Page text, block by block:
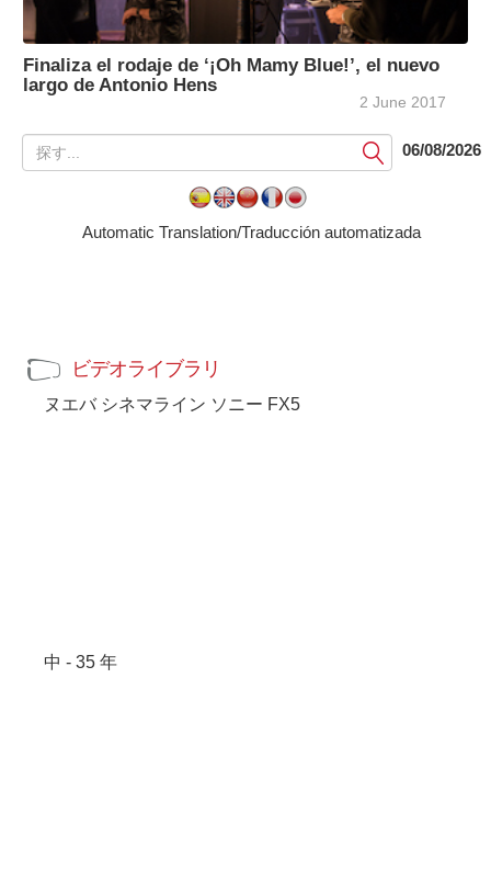
Finaliza el rodaje de ‘¡Oh Mamy Blue!’, el nuevo
largo de Antonio Hens
2 June 2017
提
出
06/08/2026
Automatic Translation/Traducción automatizada
ビデオライブラリ
ヌエバ シネマライン ソニー FX5
中 - 35 年